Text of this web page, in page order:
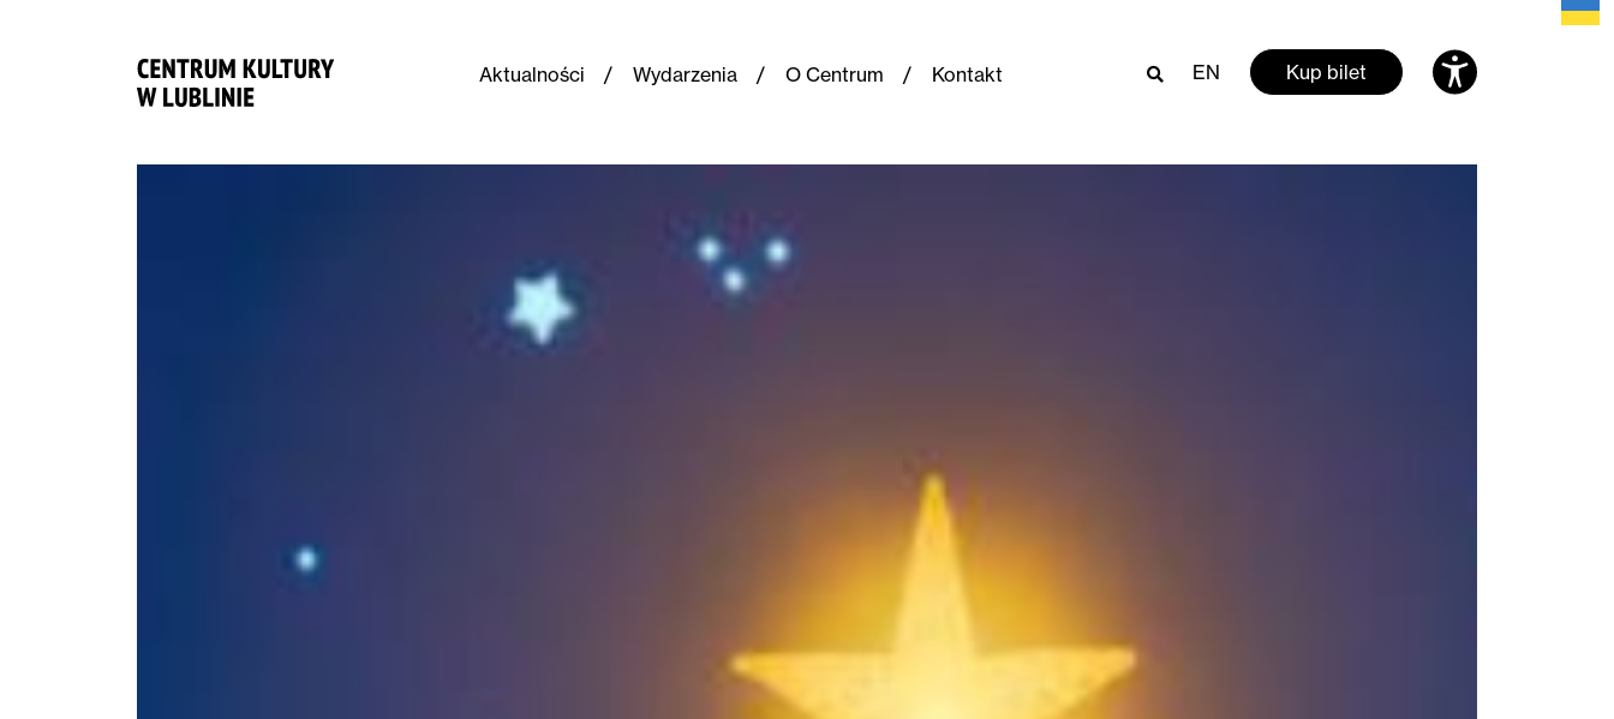
Aktualności Wydarzenia O Centrum Kontakt EN Kup bilet